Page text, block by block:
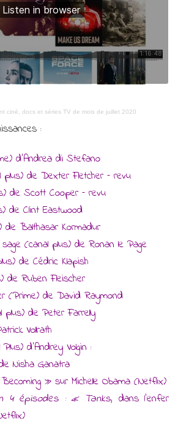
ciné, docs et séries TV de mois de juillet 2020
:
d’Andrea di Stefano
plus) de Dexter Fletcher – revu
de Scott Cooper – revu
de Clint Eastwood
Balthasar Kormadur
(canal plus) de Ronan le Page
de Cédric Klapish
de Ruben Fleischer
(Prime) de David Raymond
plus) de Peter Farrelly
Vollrath
d’Andrey Volgin :
Nisha Ganatra
» sur Michelle Obama (Netflix)
4 épisodes : « Tanks, dans l’enfer